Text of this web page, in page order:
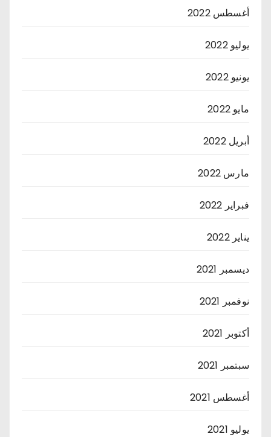
أغسطس 2022
يوليو 2022
يونيو 2022
مايو 2022
أبريل 2022
مارس 2022
فبراير 2022
يناير 2022
ديسمبر 2021
نوفمبر 2021
أكتوبر 2021
سبتمبر 2021
أغسطس 2021
يوليو 2021